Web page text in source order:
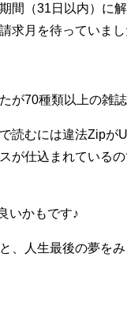
間（31日以内）に
求月を待っていま
が70種類以上の雑
読むには違法Zipが
が仕込まれている
いかもです♪
、人生最後の夢を